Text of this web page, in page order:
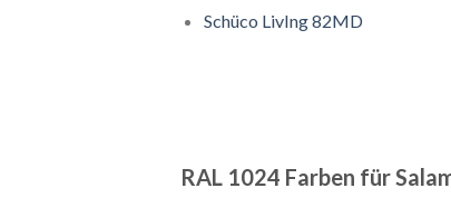
Schüco LivIng 82MD
RAL 1024 Farben für